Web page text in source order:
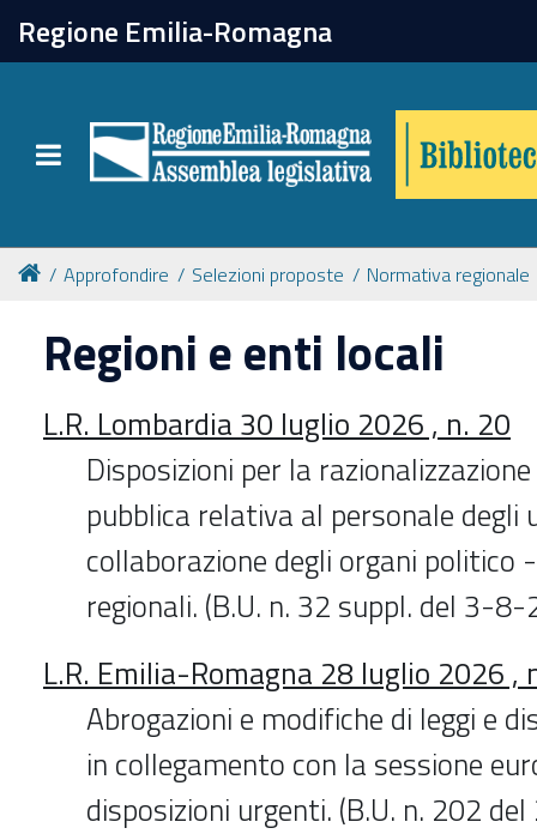
Regione Emilia-Romagna
Toggle navigation
chiudi
Catalogo online
Collezioni
Per approfondire
Appuntamenti
Prenotazione spazi
Approfondire Selezioni proposte Normativa regionale
Regioni e enti locali
L.R. Lombardia 30 luglio 2026 , n. 20
Disposizioni per la
pubblica relativa al personale
collaborazione degli organi politico
regionali. (B.U. n. 32 suppl. del 3-
L.R. Emilia-Romagna 28 luglio 2026 ,
Abrogazioni e modifiche di leggi e
in collegamento con la sessione
disposizioni urgenti. (B.U. n. 202